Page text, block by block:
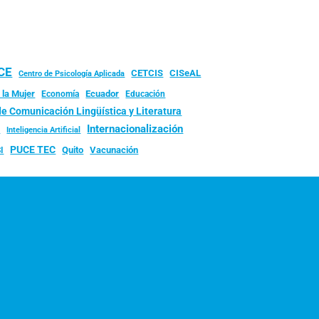
Centro de Psicología Aplicada CETCIS CISeAL
la Mujer Economía Ecuador Educación
Comunicación Lingüística y Literatura
Inteligencia Artificial Internacionalización
PUCE TEC Quito Vacunación